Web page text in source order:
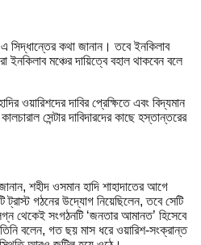
সিদ্ধান্তের কথা জানান। তবে ইনকিলাব
ইনকিলাব মঞ্চের দায়িত্বে বহাল থাকবেন বলে
ওয়ারিশদের দাবির প্রেক্ষিতে এবং বিদ্যমান
সেন্টার দাবিদারদের কাছে হস্তান্তরের
শহীদ ওসমান হাদি শাহাদাতের আগে
ট্রাস্ট গঠনের উদ্যোগ নিয়েছিলেন, তবে সেটি
থেকেই সংগঠনটি ‘জনতার আমানত’ হিসেবে
বলেন, গত ছয় মাস ধরে ওয়ারিশ-সংক্রান্ত